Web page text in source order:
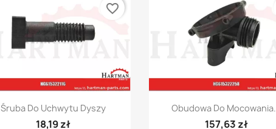
Szybki podgląd
Śruba Do Uchwytu Dyszy
18,19 zł
favorite_border
Szybki podgląd
Obudowa Do
157,63 zł